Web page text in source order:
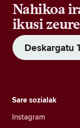
Nahikoa
ikusi
Deskargatu
Sare sozialak
Instagram